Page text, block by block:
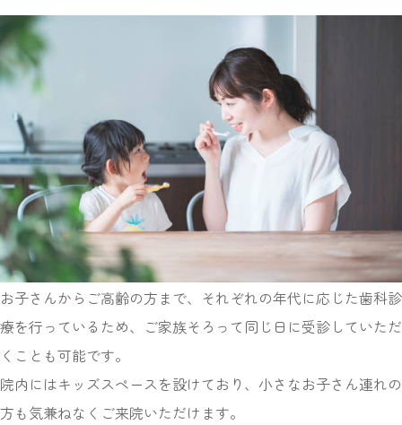
お子さんからご高齢の方まで、それぞれの年代に応じた歯科診
療を行っているため、 ご家族そろって同じ日に受診していただ
くことも可能です。
院内にはキッズスペースを設けており、小さなお子さん連れの
方も気兼ねなくご来院いただけます。